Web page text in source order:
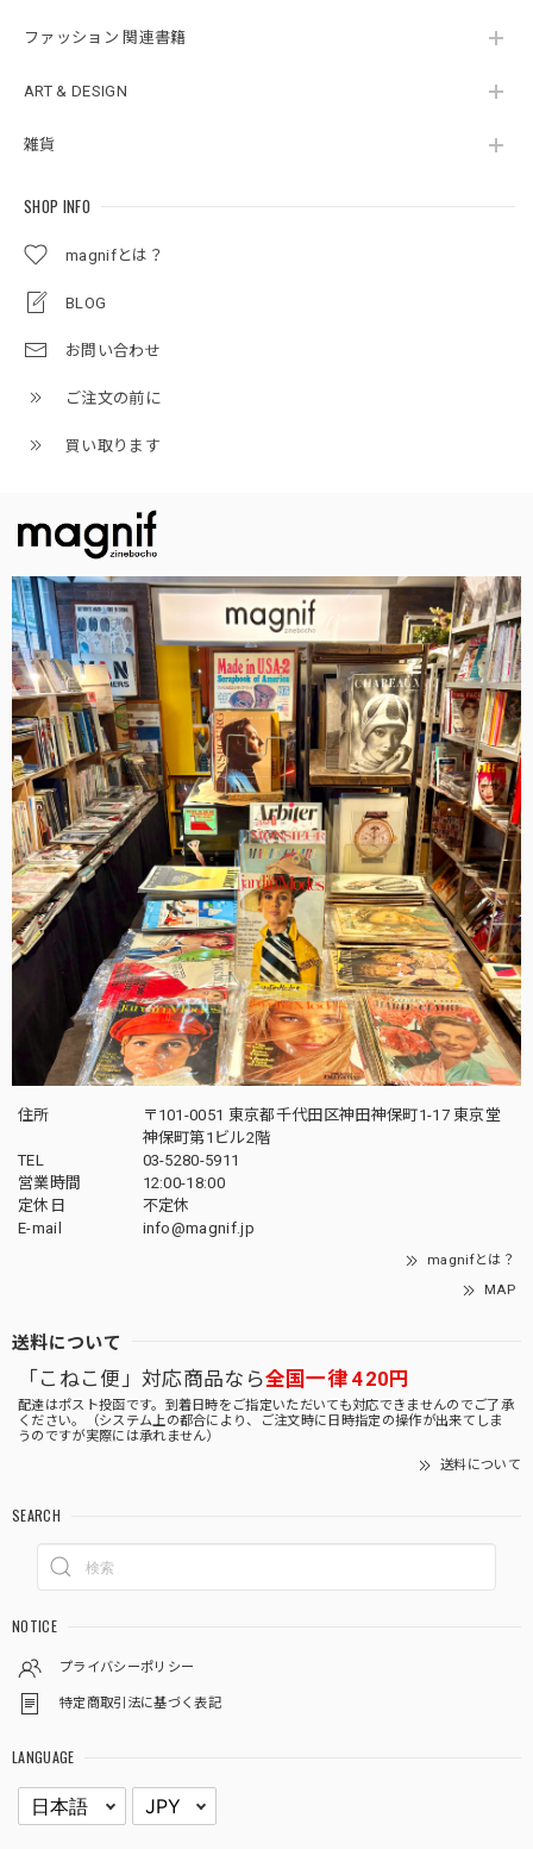
ファッション 関連書籍
ART & DESIGN
雑貨
SHOP INFO
magnifとは？
BLOG
お問い合わせ
ご注文の前に
買い取ります
住所
〒101-0051 東京都千代田区神田神保町1-17 東京堂
神保町第1ビル2階
TEL
03-5280-5911
営業時間
12:00-18:00
定休日
不定休
E-mail
info@magnif.jp
magnifとは？
MAP
送料について
「こねこ便」対応商品なら全国一律 420円
配達はポスト投函です。到着日時をご指定いただいても対応できませんのでご了承
ください。（システム上の都合により、ご注文時に日時指定の操作が出来てしま
うのですが実際には承れません）
送料について
SEARCH
NOTICE
プライバシーポリシー
特定商取引法に基づく表記
LANGUAGE